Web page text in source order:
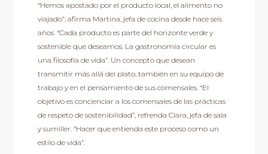
“Hemos apostado por el producto local, el alimento no
viajado”, afirma Martina, jefa de cocina desde hace seis
años. “Cada producto es parte del horizonte verde y
sostenible que deseamos. La gastronomía circular es
una filosofía de vida”. Un concepto que desean
transmitir más allá del plato, también en su equipo de
trabajo y en el pensamiento de sus comensales. “El
objetivo es concienciar a los comensales de las prácticas
de respeto de sostenibilidad”, refrenda Clara, jefa de sala
y sumiller. “Hacer que entienda este proceso como un
estilo de vida”.